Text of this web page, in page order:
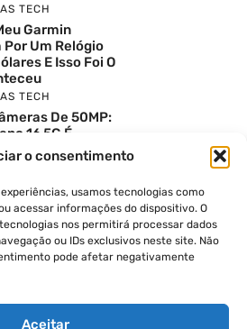
o consentimento
usamos tecnologias como
acessar informações do dispositivo. O
nos permitirá processar dados
ou IDs exclusivos neste site. Não
pode afetar negativamente
Aceitar
TECH
Garmin
Um Relógio
E Isso Foi O
TECH
De 50MP:
16 5G É
De
Entre O
Ultra E O
Galaxy S26 Ultra
DIGITAL
Carrossel No